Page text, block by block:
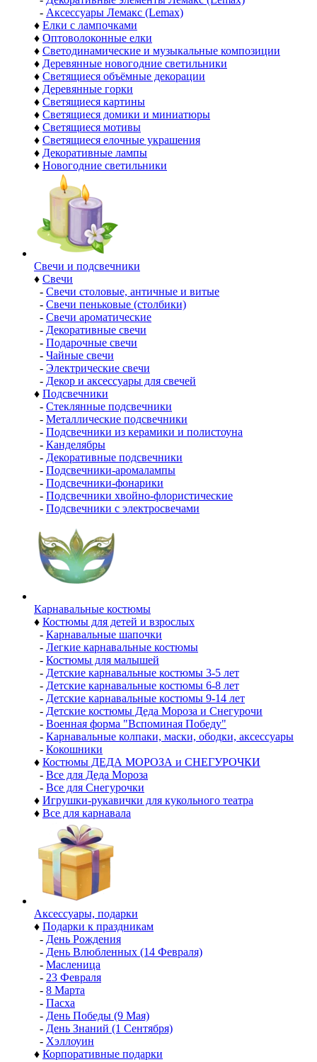
- Аксессуары Лемакс (Lemax)
♦ Елки с лампочками
♦ Оптоволоконные елки
♦ Светодинамические и музыкальные композиции
♦ Деревянные новогодние светильники
♦ Светящиеся объёмные декорации
♦ Деревянные горки
♦ Светящиеся картины
♦ Светящиеся домики и миниатюры
♦ Светящиеся мотивы
♦ Светящиеся елочные украшения
♦ Декоративные лампы
♦ Новогодние светильники
Свечи и подсвечники
♦ Свечи
- Свечи столовые, античные и витые
- Свечи пеньковые (столбики)
- Свечи ароматические
- Декоративные свечи
- Подарочные свечи
- Чайные свечи
- Электрические свечи
- Декор и аксессуары для свечей
♦ Подсвечники
- Стеклянные подсвечники
- Металлические подсвечники
- Подсвечники из керамики и полистоуна
- Канделябры
- Декоративные подсвечники
- Подсвечники-аромалампы
- Подсвечники-фонарики
- Подсвечники хвойно-флористические
- Подсвечники с электросвечами
Карнавальные костюмы
♦ Костюмы для детей и взрослых
- Карнавальные шапочки
- Легкие карнавальные костюмы
- Костюмы для малышей
- Детские карнавальные костюмы 3-5 лет
- Детские карнавальные костюмы 6-8 лет
- Детские карнавальные костюмы 9-14 лет
- Детские костюмы Деда Мороза и Снегурочи
- Военная форма "Вспоминая Победу"
- Карнавальные колпаки, маски, ободки, аксессуары
- Кокошники
♦ Костюмы ДЕДА МОРОЗА и СНЕГУРОЧКИ
- Все для Деда Мороза
- Все для Снегурочки
♦ Игрушки-рукавички для кукольного театра
♦ Все для карнавала
Аксессуары, подарки
♦ Подарки к праздникам
- День Рождения
- День Влюбленных (14 Февраля)
- Масленица
- 23 Февраля
- 8 Марта
- Пасха
- День Победы (9 Мая)
- День Знаний (1 Сентября)
- Хэллоуин
♦ Корпоративные подарки